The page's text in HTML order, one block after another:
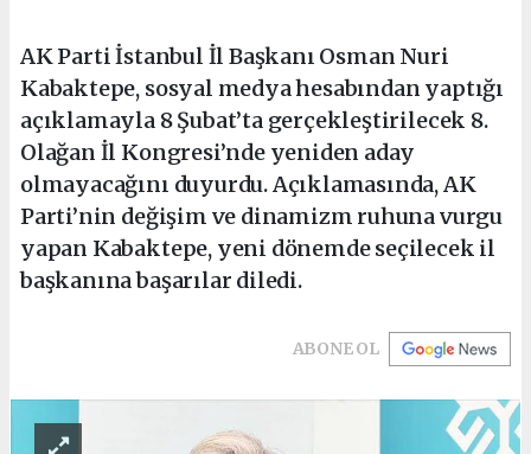
AK Parti İstanbul İl Başkanı Osman Nuri
Kabaktepe, sosyal medya hesabından yaptığı
açıklamayla 8 Şubat’ta gerçekleştirilecek 8.
Olağan İl Kongresi’nde yeniden aday
olmayacağını duyurdu. Açıklamasında, AK
Parti’nin değişim ve dinamizm ruhuna vurgu
yapan Kabaktepe, yeni dönemde seçilecek il
başkanına başarılar diledi.
ABONE OL